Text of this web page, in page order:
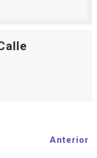
Anterior